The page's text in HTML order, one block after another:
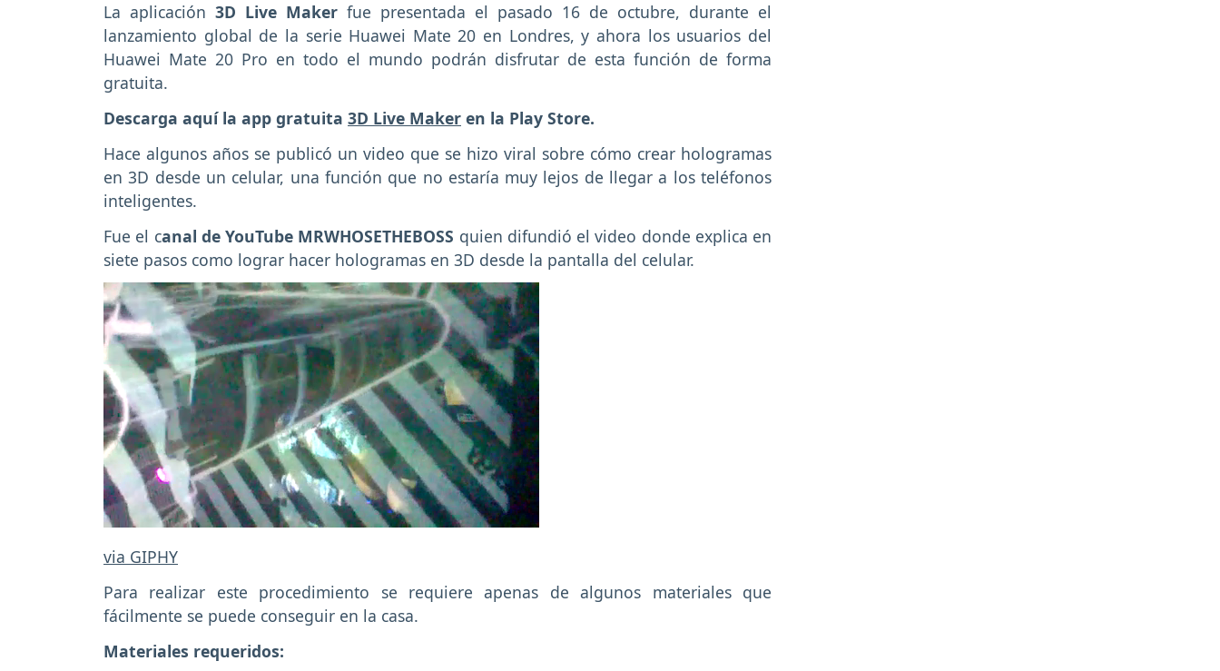
La aplicación 3D Live Maker fue presentada el pasado 16 de octubre, durante el
lanzamiento global de la serie Huawei Mate 20 en Londres, y ahora los usuarios del
Huawei Mate 20 Pro en todo el mundo podrán disfrutar de esta función de forma
gratuita.
Descarga aquí la app gratuita 3D Live Maker en la Play Store.
Hace algunos años se publicó un video que se hizo viral sobre cómo crear hologramas
en 3D desde un celular, una función que no estaría muy lejos de llegar a los teléfonos
inteligentes.
Fue el canal de YouTube MRWHOSETHEBOSS quien difundió el video donde explica en
siete pasos como lograr hacer hologramas en 3D desde la pantalla del celular.
via GIPHY
Para realizar este procedimiento se requiere apenas de algunos materiales que
fácilmente se puede conseguir en la casa.
Materiales requeridos: